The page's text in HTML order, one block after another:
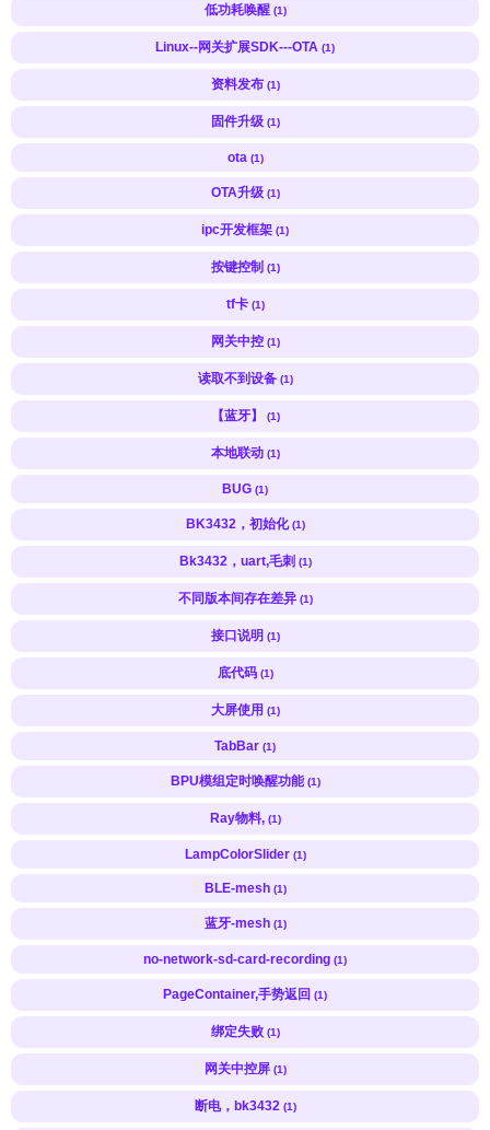
低功耗唤醒 (1)
Linux--网关扩展SDK---OTA (1)
资料发布 (1)
固件升级 (1)
ota (1)
OTA升级 (1)
ipc开发框架 (1)
按键控制 (1)
tf卡 (1)
网关中控 (1)
读取不到设备 (1)
【蓝牙】 (1)
本地联动 (1)
BUG (1)
BK3432，初始化 (1)
Bk3432，uart,毛刺 (1)
不同版本间存在差异 (1)
接口说明 (1)
底代码 (1)
大屏使用 (1)
TabBar (1)
BPU模组定时唤醒功能 (1)
Ray物料, (1)
LampColorSlider (1)
BLE-mesh (1)
蓝牙-mesh (1)
no-network-sd-card-recording (1)
PageContainer,手势返回 (1)
绑定失败 (1)
网关中控屏 (1)
断电，bk3432 (1)